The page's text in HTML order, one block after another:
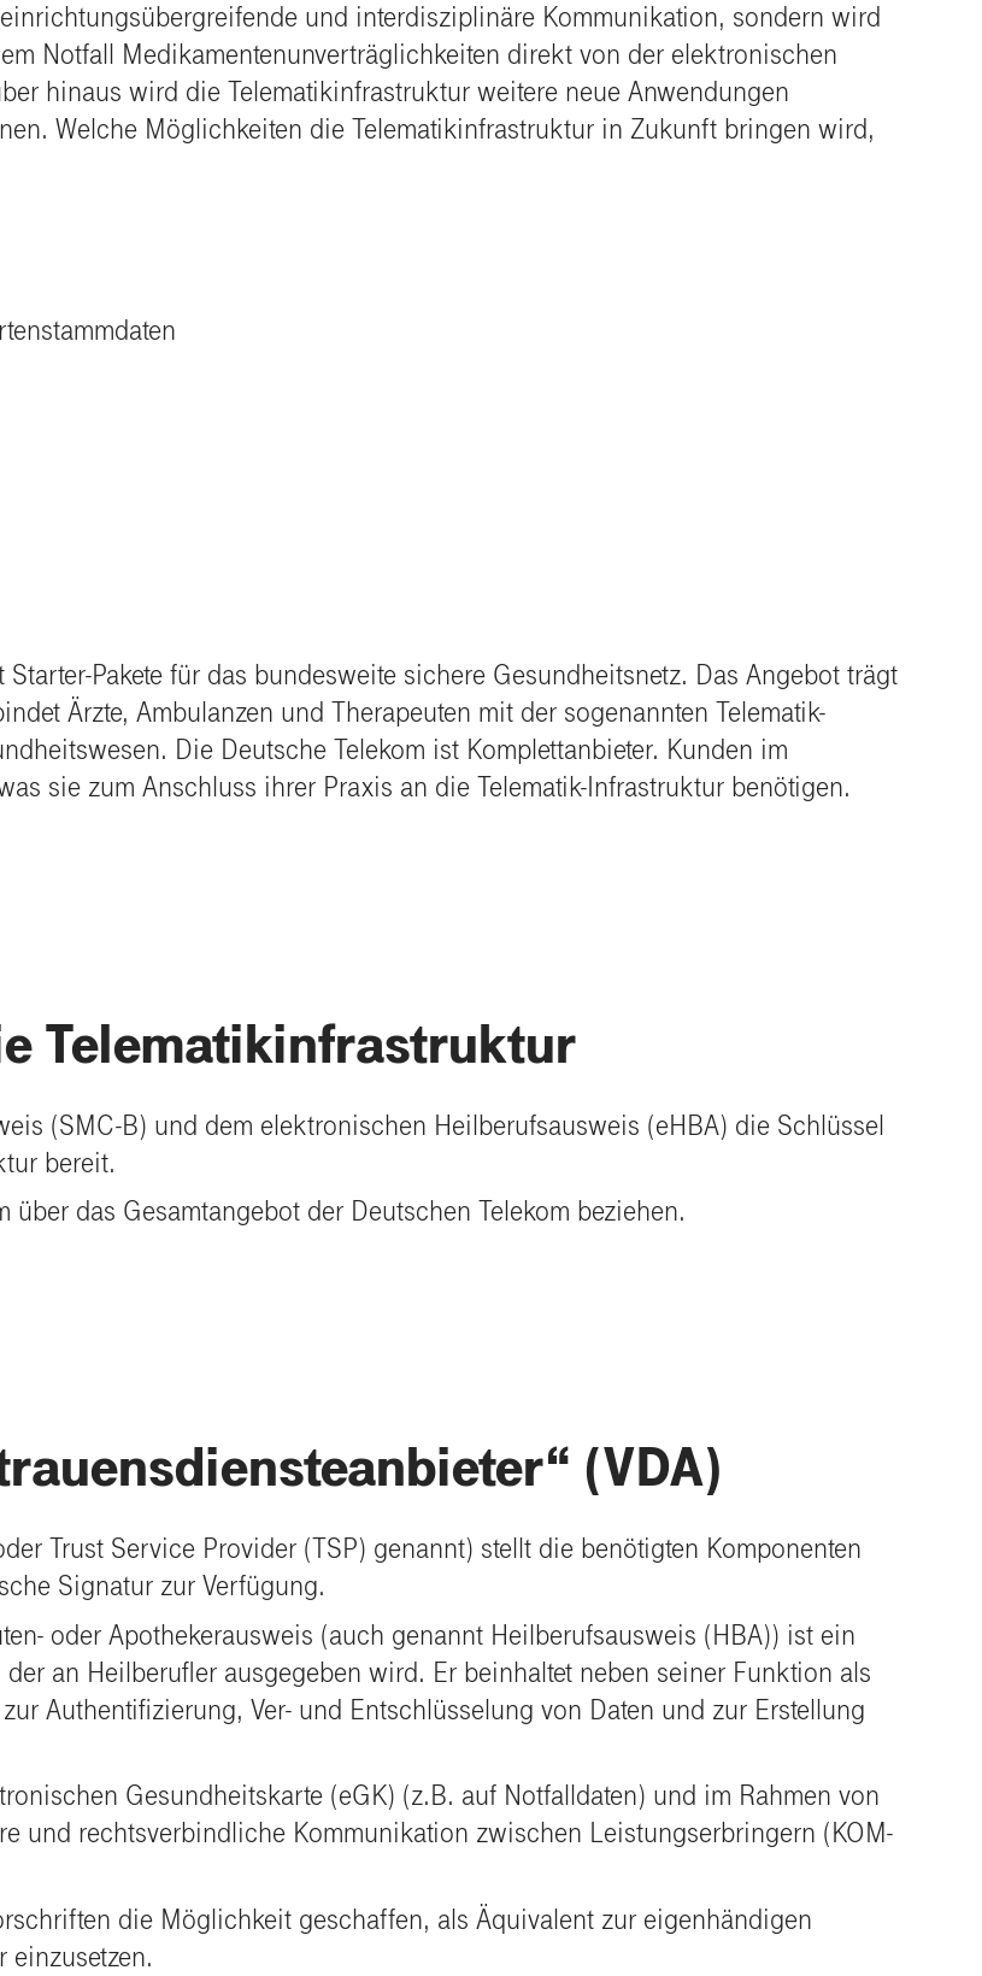
und interdisziplinäre Kommunikation, sondern wird
Notfall Medikamentenunverträglichkeiten direkt von der elektronischen
hinaus wird die Telematikinfrastruktur weitere neue Anwendungen
Welche Möglichkeiten die Telematikinfrastruktur in Zukunft bringen wird,
Pakete für das bundesweite sichere Gesundheitsnetz. Das Angebot trägt
Ärzte, Ambulanzen und Therapeuten mit der sogenannten Telematik-
Die Deutsche Telekom ist Komplettanbieter. Kunden im
sie zum Anschluss ihrer Praxis an die Telematik-Infrastruktur benötigen.
Telematikinfrastruktur
(SMC-B) und dem elektronischen Heilberufsausweis (eHBA) die Schlüssel
bereit.
das Gesamtangebot der Deutschen Telekom beziehen.
(VDA)
Trust Service Provider (TSP) genannt) stellt die benötigten Komponenten
Signatur zur Verfügung.
oder Apothekerausweis (auch genannt Heilberufsausweis (HBA)) ist ein
an Heilberufler ausgegeben wird. Er beinhaltet neben seiner Funktion als
Authentifizierung, Ver- und Entschlüsselung von Daten und zur Erstellung
Gesundheitskarte (eGK) (z.B. auf Notfalldaten) und im Rahmen von
und rechtsverbindliche Kommunikation zwischen Leistungserbringern (KOM-
die Möglichkeit geschaffen, als Äquivalent zur eigenhändigen